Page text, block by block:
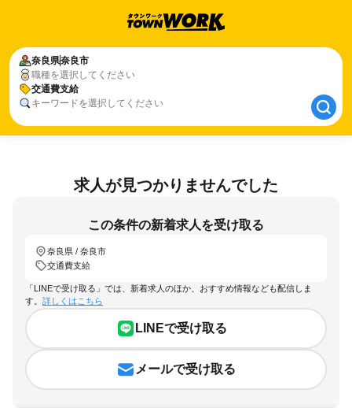
奈良県奈良市
職種を選択してください
交通費支給
キーワードを選択してください
奈良県奈良市
交通費支給
求人が見つかりませんでした
この条件の新着求人を受け取る
奈良県 / 奈良市
交通費支給
「LINEで受け取る」では、新着求人のほか、おすすめ情報なども配信しま
す。 詳しくはこちら
LINEで受け取る
メールで受け取る